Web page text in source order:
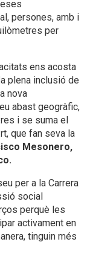
persones, amb i
per
ens acosta
plena inclusió de
nova
abast geogràfic,
i se suma el
que fan seva la
Mesonero,
per a la Carrera
social
perquè les
activament en
tinguin més